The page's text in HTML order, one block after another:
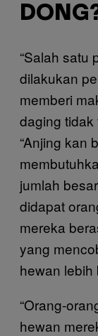
“Salah satu
dilakukan
memberi
daging tidak
“Anjing kan
jumlah
didapat
mereka
yang
hewan lebih
“Orang-
hewan